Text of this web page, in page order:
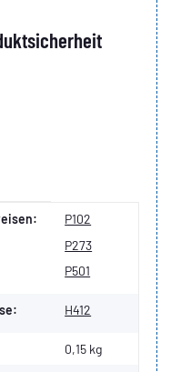
P102
P273
P501
H412
0,15 kg